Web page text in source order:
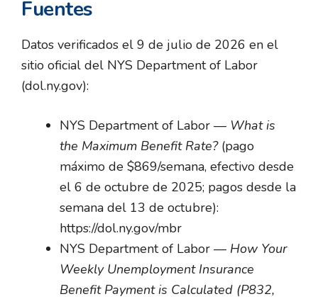
Fuentes
Datos verificados el 9 de julio de 2026 en el
sitio oficial del NYS Department of Labor
(dol.ny.gov):
NYS Department of Labor — What is
the Maximum Benefit Rate?(pago
máximo de $869/semana, efectivo desde
el 6 de octubre de 2025; pagos desde la
semana del 13 de octubre):
https://dol.ny.gov/mbr
NYS Department of Labor — How Your
Weekly Unemployment Insurance
Benefit Payment is Calculated (P832,